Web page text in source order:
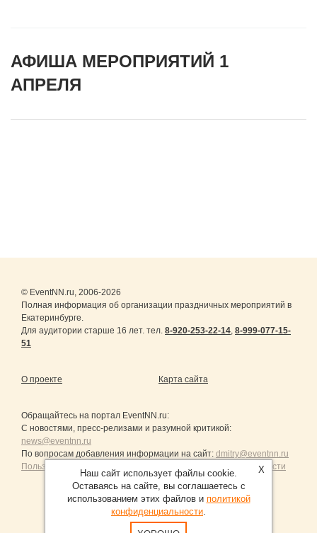
АФИША МЕРОПРИЯТИЙ 1
АПРЕЛЯ
© EventNN.ru, 2006-2026
Полная информация об организации праздничных мероприятий в
Екатеринбурге.
Для аудитории старше 16 лет. тел. 8-920-253-22-14, 8-999-077-15-
51
О проекте Карта сайта
Обращайтесь на портал EventNN.ru:
С новостями, пресс-релизами и разумной критикой:
news@eventnn.ru
По вопросам добавления информации на сайт: dmitry@eventnn.ru
Пользовательское Соглашение и политика конфиденциальности
Продвижение сайтов Санкт-Петербург
X
Наш сайт использует файлы cookie.
Оставаясь на сайте, вы соглашаетесь с
использованием этих файлов и политикой
конфиденциальности.